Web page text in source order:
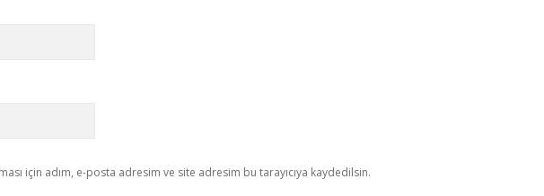
için adım, e-posta adresim ve site adresim bu tarayıcıya kaydedilsin.